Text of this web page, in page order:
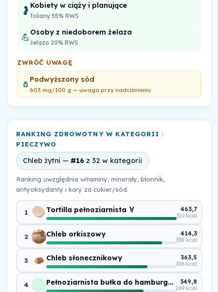
🤰 Kobiety w ciąży i planujące
foliany 55% RWS
💪Osoby z niedoborem żelaza
żelazo 20% RWS
ZWRÓĆ UWAGĘ
🧂 Podwyższony sód
603 mg/100 g — uwaga przy nadciśnieniu
RANKING ZDROWOTNY W KATEGORII ·
PIECZYWO
Chleb żytni — #16 z 32 w kategorii
Ranking uwzględnia witaminy, minerały, błonnik,
antyoksydanty i kary za cukier/sód.
1 Tortilla pełnoziarnista 🏅 463,7
310 kcal
2 Chleb orkiszowy 414,3
338 kcal
3 Chleb słonecznikowy 363,5
306 kcal
4 Pełnoziarnista bułka do hamburgerów 349,8
269 kcal